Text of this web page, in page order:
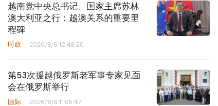
越南党中央总书记、国家主席苏林
澳大利亚之行：越澳关系的重要里
程碑
时政 2026/8/6 12:48:20
第53次援越俄罗斯老军事专家见面
会在俄罗斯举行
国际 2026/8/6 11:05:47